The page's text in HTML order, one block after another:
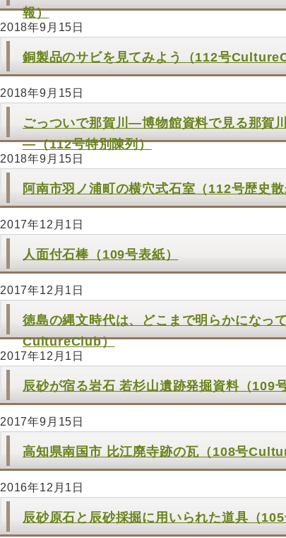
報）
2018年9月15日
銅製品のサビを見てみよう（112号
2018年9月15日
ごっついで那賀川―博物館資料で見る那賀
―（112号特別陳列）
2018年9月15日
阿南市羽ノ浦町の横穴式石室（112号歴史散
2017年12月1日
人面付石棒（109号表紙）
2017年12月1日
徳島の縄文時代は、どこまで明らかになっ
CultureClub）
2017年12月1日
辰砂が宿る岩石 若杉山遺跡発掘資料（109
2017年9月15日
高知県南国市 比江廃寺跡の瓦（108号
2016年12月1日
辰砂原石と辰砂採掘に用いられた道具（105